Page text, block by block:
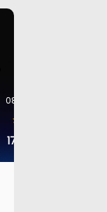
08:00
17°C